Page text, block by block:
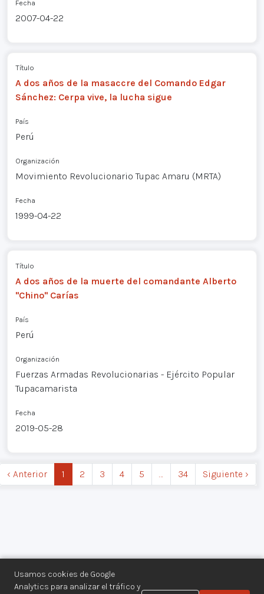
Usamos cookies de Google
Analytics para analizar el tráfico y
Fecha
2007-04-22
Título
A dos años de la masaccre del Comando Edgar
Sánchez: Cerpa vive, la lucha sigue
País
Perú
Organización
Movimiento Revolucionario Tupac Amaru (MRTA)
Fecha
1999-04-22
Título
A dos años de la muerte del comandante Alberto
"Chino" Carías
País
Perú
Organización
Fuerzas Armadas Revolucionarias - Ejército Popular
Tupacamarista
Fecha
2019-05-28
‹ Anterior 1 2 3 4 5 … 34 Siguiente ›